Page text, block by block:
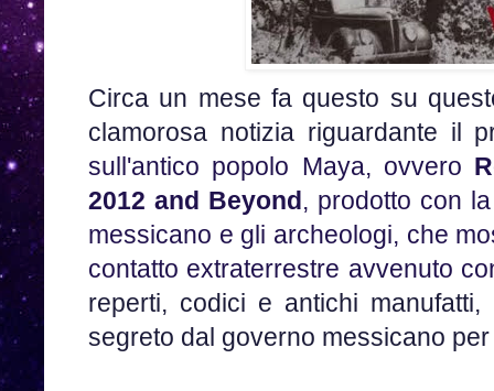
Circa un mese fa questo su
clamorosa notizia riguardante il
sull'antico popolo Maya, ovvero
2012 and Beyond , prodotto con
messicano e gli archeologi, che
contatto extraterrestre avvenuto
reperti, codici e antichi
segreto dal governo messicano